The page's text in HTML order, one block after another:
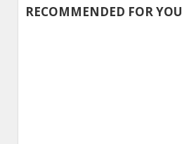
Alternative:
RECOMMENDED FOR YOU